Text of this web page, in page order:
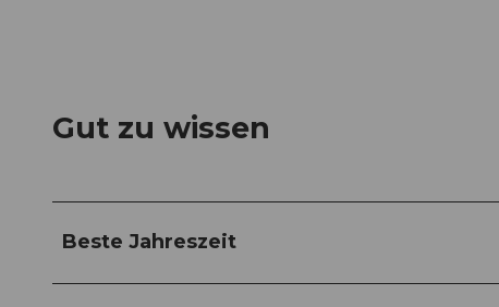
Gut zu wissen
Beste Jahreszeit